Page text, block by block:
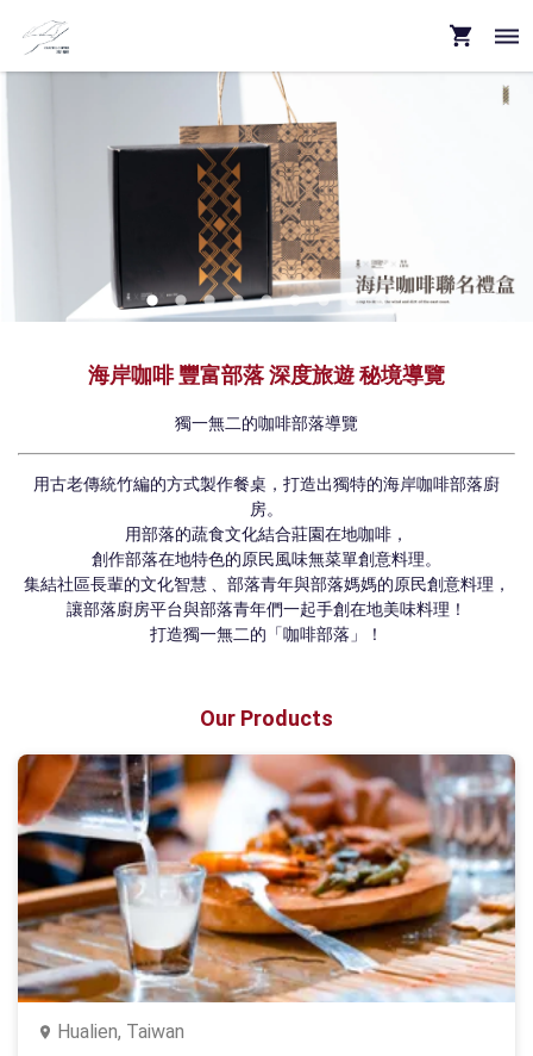
海岸咖啡 豐富部落 深度旅遊 秘境導覽
獨一無二的咖啡部落導覽
用古老傳統竹編的方式製作餐桌，打造出獨特的海岸咖啡部落廚
房。
用部落的蔬食文化結合莊園在地咖啡，
創作部落在地特色的原民風味無菜單創意料理。
集結社區長輩的文化智慧 、部落青年與部落媽媽的原民創意料理，
讓部落廚房平台與部落青年們一起手創在地美味料理！
打造獨一無二的「咖啡部落」！
Our Products
Hualien, Taiwan